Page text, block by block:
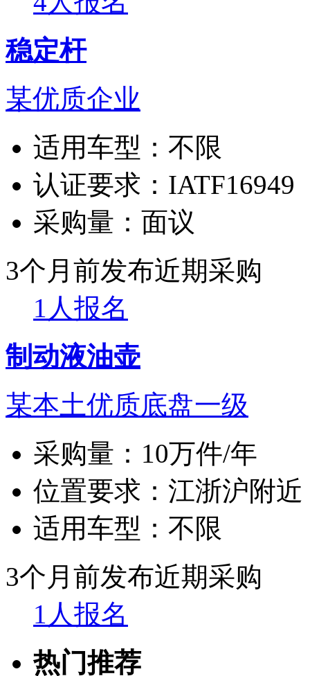
稳定杆
某优质企业
适用车型： 不限
认证要求： IATF16949
采购量： 面议
3个月前发布近期采购
1人报名
制动液油壶
某本土优质底盘一级
采购量： 10万件/年
位置要求： 江浙沪附近
适用车型： 不限
3个月前发布近期采购
1人报名
热门推荐